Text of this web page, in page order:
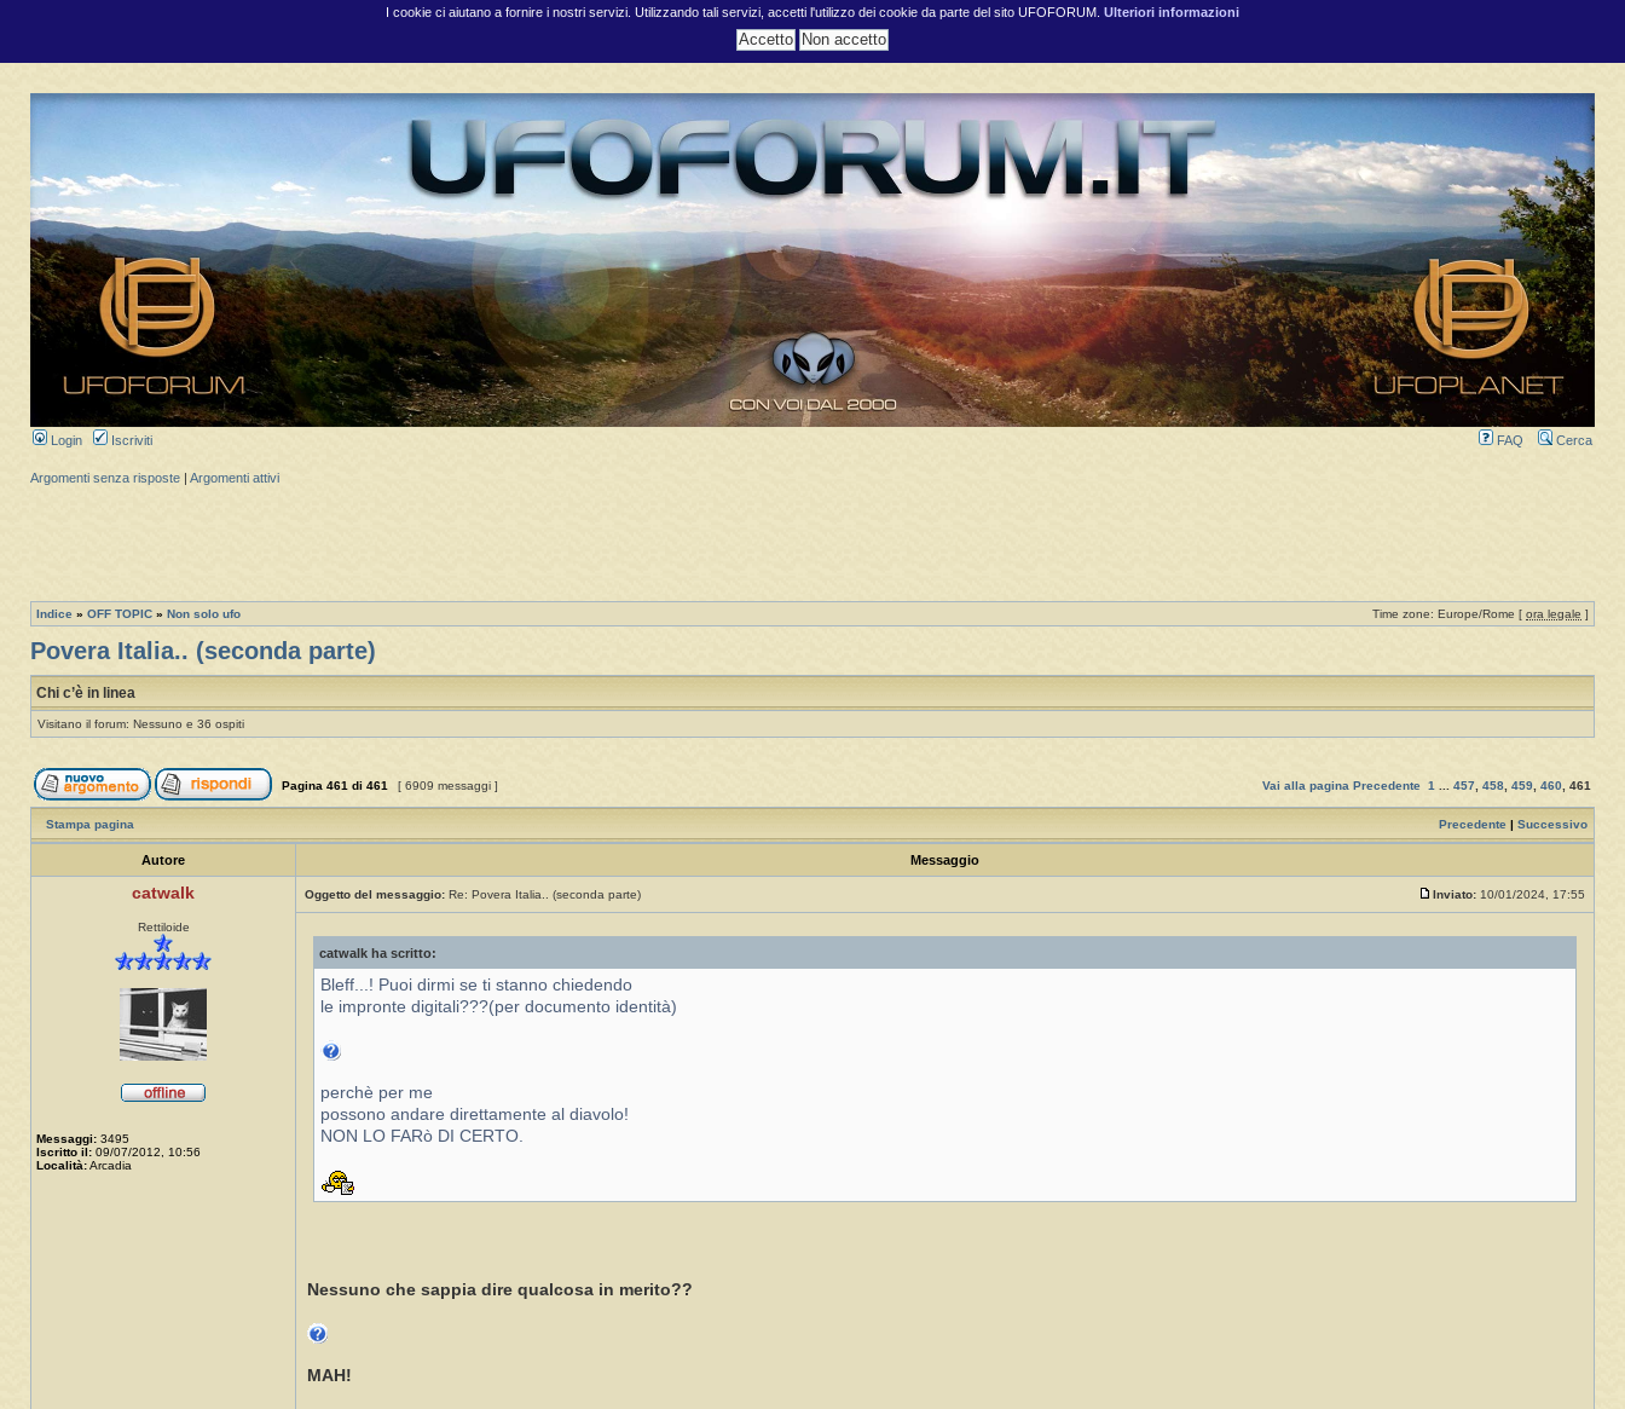
I cookie ci aiutano a fornire i nostri servizi. Utilizzando tali servizi, accetti l'utilizzo dei cookie da parte del sito UFOFORUM. Ulteriori informazioni
Login Iscriviti FAQ Cerca
Argomenti senza risposte Argomenti attivi
Indice » OFF TOPIC » Non solo ufo Time zone: Europe/Rome [ ora legale ]
Povera Italia.. (seconda parte)
Chi c’è in linea
Visitano il forum: Nessuno e 36 ospiti
Pagina 461 di 461 [ 6909 messaggi ] Vai alla pagina Precedente 1 ... 457, 458, 459, 460, 461
Stampa pagina Precedente Successivo
Autore Messaggio
catwalk
Rettiloide
Messaggi: 3495
Iscritto il: 09/07/2012, 10:56
Località:Arcadia
Oggetto del messaggio: Re: Povera Italia.. (seconda parte) Inviato: 10/01/2024, 17:55
catwalk ha scritto:
Bleff...! Puoi dirmi se ti stanno chiedendo
le impronte digitali???(per documento identità)
perchè per me
possono andare direttamente al diavolo!
NON LO FARò DI CERTO.
Nessuno che sappia dire qualcosa in merito??
MAH!